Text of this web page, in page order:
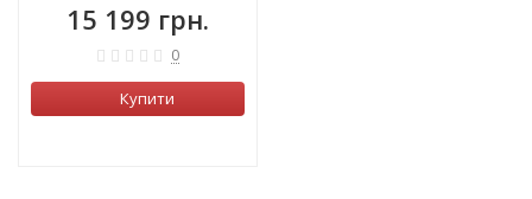
15 199 грн.
0
Купити